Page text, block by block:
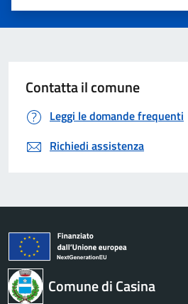
Valuta 5 stelle su 5
Valuta 4 stelle su 5
Valuta 3 stelle su 5
Valuta 2 stelle su 5
Valuta 1 stelle su 5
Contatta il comune
Leggi le domande frequenti
Richiedi assistenza
Comune di Casina